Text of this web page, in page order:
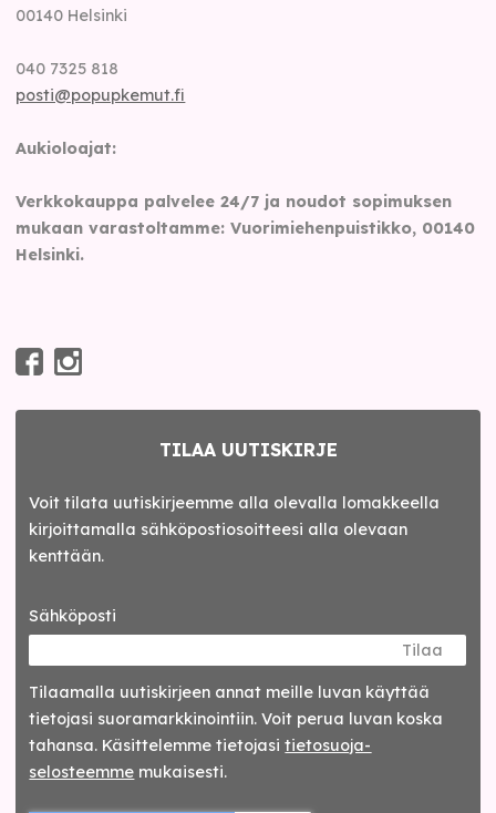
00140 Helsinki
040 7325 818
posti@popupkemut.fi
Aukioloajat:
Verkkokauppa palvelee 24/7 ja noudot sopimuksen
mukaan varastoltamme: Vuorimiehenpuistikko, 00140
Helsinki.
TILAA UUTISKIRJE
Voit tilata uutiskirjeemme alla olevalla lomakkeella
kirjoittamalla sähköpostiosoitteesi alla olevaan
kenttään.
Sähköposti
Tilaa
Tilaamalla uutis­kirjeen annat meille luvan käyttää
tietojasi suora­markkinointiin. Voit perua luvan koska
tahansa. Käsittelemme tietojasitieto­suoja­
selosteemme mukaisesti.